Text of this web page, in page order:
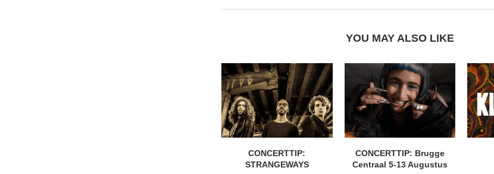
YOU MAY ALSO LIKE
CONCERTTIP:
STRANGEWAYS
CONCERTTIP: Brugge
Centraal 5-13 Augustus